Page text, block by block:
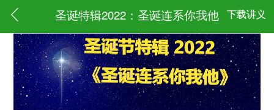
下载讲义
圣诞特辑2022：圣诞连系你我他